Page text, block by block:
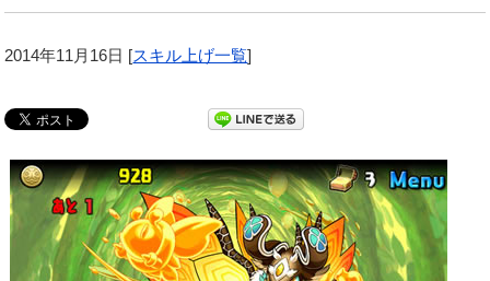
2014年11月16日 [スキル上げ一覧]